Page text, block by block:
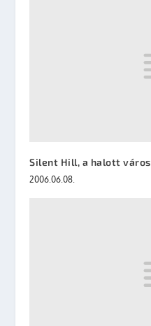
Silent Hill, a halott város
2006.06.08.